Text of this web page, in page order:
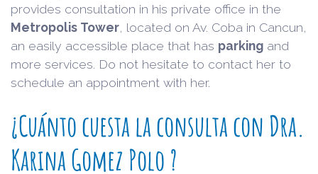
provides consultation in his private office in the
Metropolis Tower , located on Av. Coba in Cancun,
an easily accessible place that has parking and
more services. Do not hesitate to contact her to
schedule an appointment with her.
¿Cuánto cuesta la consulta con Dra.
Karina Gomez Polo ?